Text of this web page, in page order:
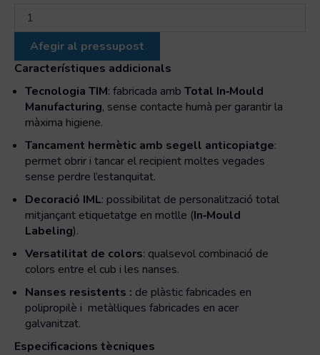
Cubell
cilíndric
amb
i
nanses
laterals/metàl·lica
Afegir al pressupost
Característiques addicionals
Tecnologia TIM: fabricada amb Total In‑Mould
Manufacturing, sense contacte humà per garantir la
màxima higiene.
Tancament hermètic amb segell anticopiatge:
permet obrir i tancar el recipient moltes vegades
sense perdre l’estanquitat.
Decoració IML: possibilitat de personalització total
mitjançant etiquetatge en motlle (In‑Mould
Labeling).
Versatilitat de colors: qualsevol combinació de
colors entre el cub i les nanses.
Nanses resistents : de plàstic fabricades en
polipropilè i metàl·liques fabricades en acer
galvanitzat.
Especificacions tècniques